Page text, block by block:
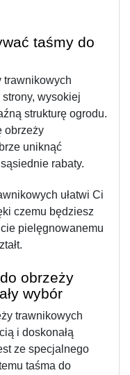
taśmy do
trawnikowych
wysokiej
strukturę ogrodu.
obrzeży
uniknąć
rabaty.
ułatwi Ci
czemu będziesz
pielęgnowanemu
obrzeży
wybór
trawnikowych
i doskonałą
ze specjalnego
taśma do